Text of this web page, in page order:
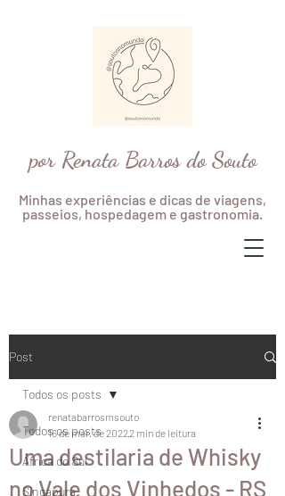
por Renata Barros do Souto
Minhas experiências e dicas de viagens,
passeios, hospedagem e gastronomia.
Post
Todos os posts
África do Sul
Singapura
Todos os posts
Uma destilaria de Whisky
no Vale dos Vinhedos - RS
renatabarrosmsouto
16 de mar. de 20222 min de leitura